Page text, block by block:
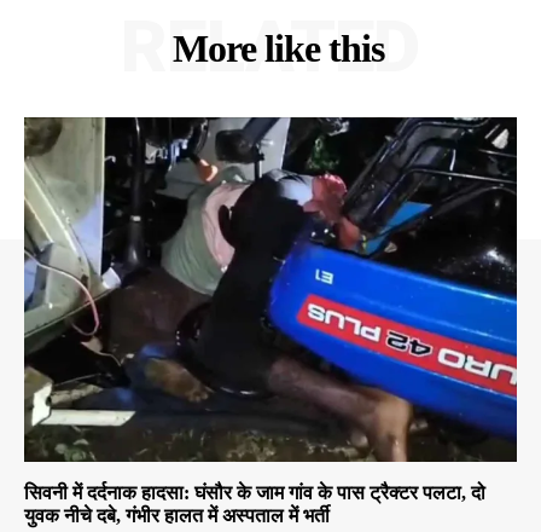
More like this
RELATED
सिवनी में दर्दनाक हादसा: घंसौर के जाम गांव के पास ट्रैक्टर पलटा, दो
युवक नीचे दबे, गंभीर हालत में अस्पताल में भर्ती